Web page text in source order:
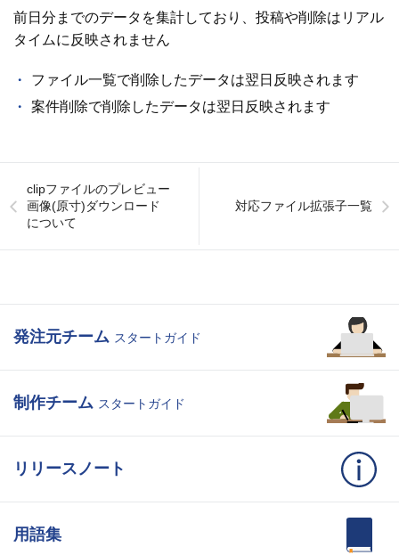
前日分までのデータを集計しており、投稿や削除はリアル
タイムに反映されません
ファイル一覧で削除したデータは翌日反映されます
案件削除で削除したデータは翌日反映されます
clipファイルのプレビュー
画像(原寸)ダウンロード
について
対応ファイル拡張子一覧
発注元チーム スタートガイド
制作チーム スタートガイド
リリースノート
用語集